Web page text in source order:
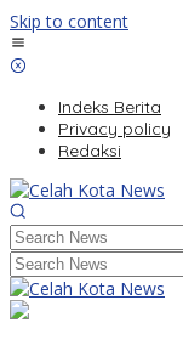
Skip to content
Indeks Berita
Privacy policy
Redaksi